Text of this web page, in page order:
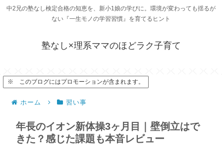
中2兄の塾なし検定合格の知恵を、新小1娘の学びに。環境が変わっても揺るが
ない『一生モノの学習習慣』を育てるヒント
塾なし×理系ママのほどラク子育て
※ このブログにはプロモーションが含まれます。
ホーム 習い事
年長のイオン新体操3ヶ月目｜壁倒立はで
きた？感じた課題も本音レビュー